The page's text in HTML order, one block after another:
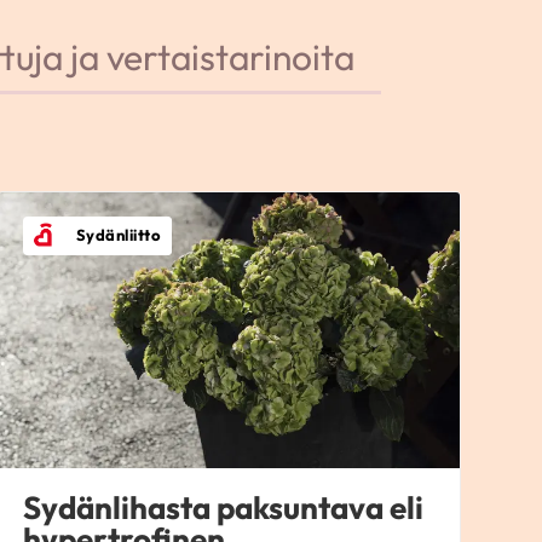
ja vertaistarinoita
Sydänliitto
Sydänlihasta paksuntava eli